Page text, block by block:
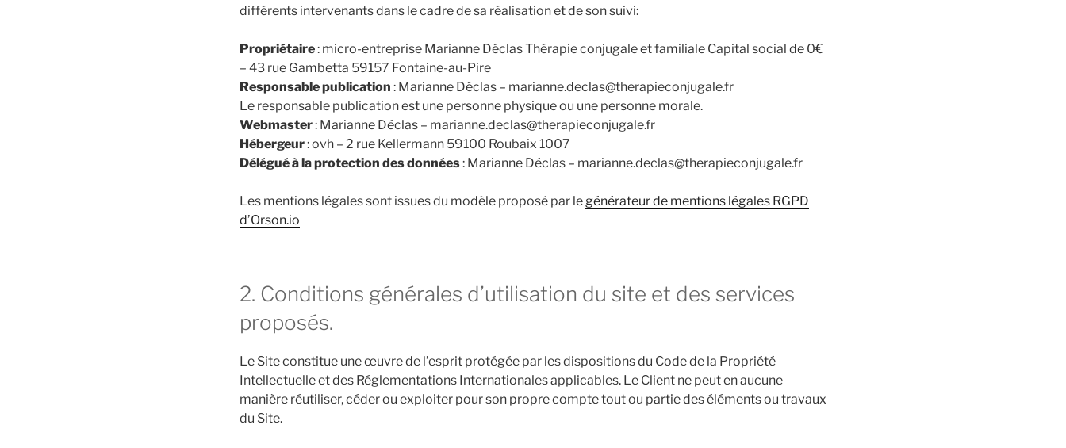
différents intervenants dans le cadre de sa réalisation et de son suivi:
Propriétaire: micro-entreprise Marianne Déclas Thérapie conjugale et familiale Capital social de 0€
– 43 rue Gambetta 59157 Fontaine-au-Pire
Responsable publication : Marianne Déclas – marianne.declas@therapieconjugale.fr
Le responsable publication est une personne physique ou une personne morale.
Webmaster: Marianne Déclas – marianne.declas@therapieconjugale.fr
Hébergeur: ovh – 2 rue Kellermann 59100 Roubaix 1007
Délégué à la protection des données: Marianne Déclas – marianne.declas@therapieconjugale.fr
Les mentions légales sont issues du modèle proposé par legénérateur de mentions légales RGPD
d’Orson.io
2. Conditions générales d’utilisation du site et des services
proposés.
Le Site constitue une œuvre de l’esprit protégée par les dispositions du Code de la Propriété
Intellectuelle et des Réglementations Internationales applicables. Le Client ne peut en aucune
manière réutiliser, céder ou exploiter pour son propre compte tout ou partie des éléments ou travaux
du Site.